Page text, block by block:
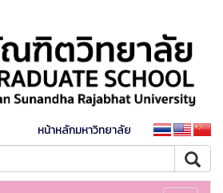
หน้าหลักมหาวิทยาลัย